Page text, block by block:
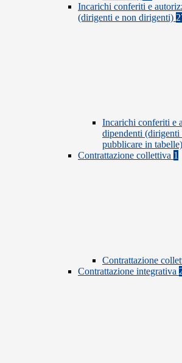
Incarichi conferiti e
(dirigenti e non dirigenti)
Incarichi conferiti e
dipendenti
pubblicare in tabelle)
Contrattazione collettiva 1
Contrattazione
Contrattazione integrativa